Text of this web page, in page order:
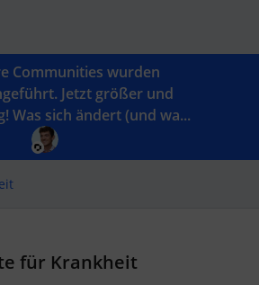
Communities wurden
Jetzt größer und
Was sich ändert (und wa...
für Krankheit